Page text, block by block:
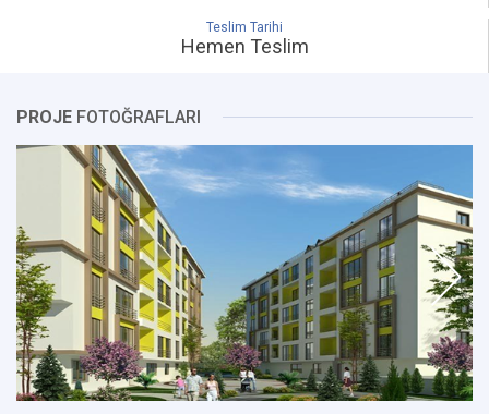
Teslim Tarihi
Hemen Teslim
PROJE FOTOĞRAFLARI